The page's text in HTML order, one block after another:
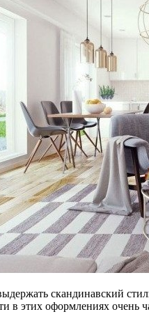
скандинавский
этих оформлениях очень